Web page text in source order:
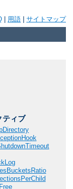
用語 サイトマップ
ティブ